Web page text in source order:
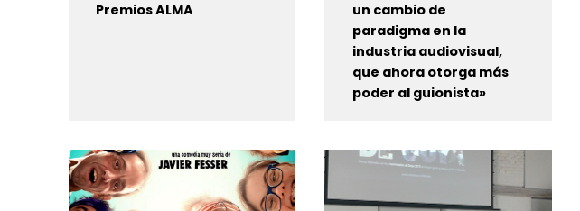
Premios ALMA
un cambio de
paradigma en la
industria audiovisual,
que ahora otorga más
poder al guionista»